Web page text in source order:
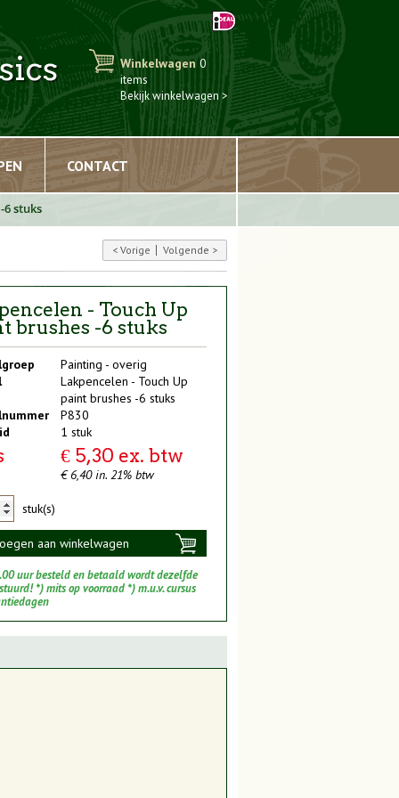
Winkelwagen0
items
Bekijk winkelwagen >
CONTACT
6 stuks
Vorige Volgende
- Touch Up
brushes -6 stuks
Painting - overig
Lakpencelen - Touch Up
paint brushes -6 stuks
P830
1 stuk
€ 5,30 ex. btw
€ 6,40 in. 21% btw
stuk(s)
aan winkelwagen
uur besteld en betaald wordt dezelfde
*) mits op voorraad *) m.u.v. cursus